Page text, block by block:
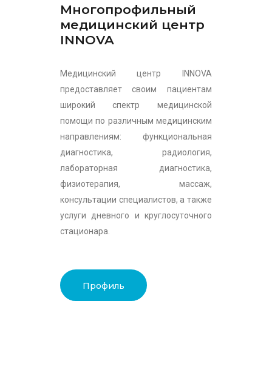
Многопрофильный
медицинский центр
INNOVA
Медицинский центр INNOVA
предоставляет своим пациентам
широкий спектр медицинской
помощи по различным медицинским
направлениям: функциональная
диагностика, радиология,
лабораторная диагностика,
физиотерапия, массаж,
консультации специалистов, а также
услуги дневного и круглосуточного
стационара.
Профиль